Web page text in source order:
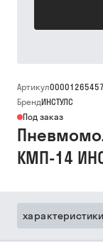
Артикул00001265457
БрендИНСТУЛС
Под заказ
КМП-14
характеристики